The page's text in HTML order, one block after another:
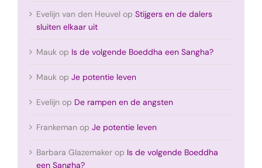
Evelijn van den Heuvel op Stijgers en de dalers
sluiten elkaar uit
Maukop Is de volgende Boeddha een Sangha?
Maukop Je potentie leven
Evelijn op De rampen en de angsten
Frankeman op Je potentie leven
Barbara Glazemakerop Is de volgende Boeddha
een Sangha?